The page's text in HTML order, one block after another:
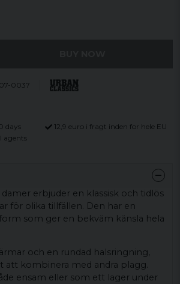
0037
days
12,9 euro i fragt inden for hele EU
agents
erbjuder en klassisk och tidlös
för olika tillfällen. Den har en
som ger en bekväm känsla hela
och en rundad halsringning,
att kombinera med andra plagg.
ensam eller som ett lager under